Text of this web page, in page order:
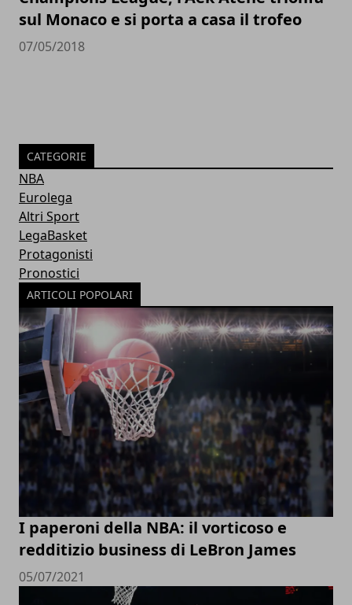
sul Monaco e si porta a casa il trofeo
07/05/2018
CATEGORIE
NBA
Eurolega
Altri Sport
LegaBasket
Protagonisti
Pronostici
ARTICOLI POPOLARI
I paperoni della NBA: il vorticoso e
redditizio business di LeBron James
05/07/2021